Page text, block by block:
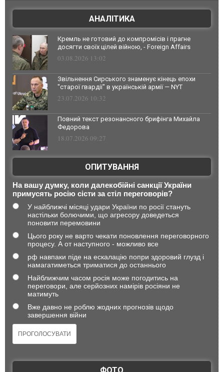
АНАЛІТИКА
Кремль не готовий до компромісів і прагне
досягти своїх цілей війною, - Foreign Affairs
03.08.2026 13:02
Звільнення Сирського знаменує кінець епохи
"старої гвардії" в українській армії — NYT
23.07.2026 10:32
Повний текст резонансного брифінга Михайла
Федорова
18.07.2026 09:27
ОПИТУВАННЯ
На вашу думку, коли далекобійні санкції України
примусять росію сісти за стіл переговорів?
У найближчі місяці удари України по росії стануть
настільки болючими, що агресору доведеться
поновити перемовини
Цього року не варто чекати поновлення переговорного
процесу. А от наступного - можливо все
рф навпаки піде на ескалацію попри здоровий глузд і
намагатиметься триматися до останнього
Найближчим часом росія може погодитись на
переговори, але серйозних намірів росіяни не
матимуть
Вже давно не роблю жодних прогнозів щодо
завершення війни